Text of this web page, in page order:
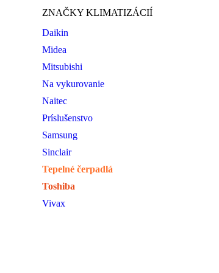
ZNAČKY KLIMATIZÁCIÍ
Daikin
Midea
Mitsubishi
Na vykurovanie
Naitec
Príslušenstvo
Samsung
Sinclair
Tepelné čerpadlá
Toshiba
Vivax